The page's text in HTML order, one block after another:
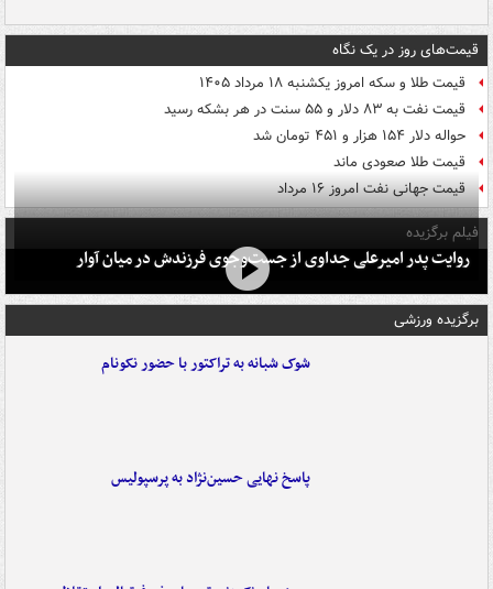
قیمت‌های روز در یک نگاه
قیمت طلا و سکه امروز یکشنبه ۱۸ مرداد ۱۴۰۵
قیمت نفت به ۸۳ دلار و ۵۵ سنت در هر بشکه رسید
حواله دلار ۱۵۴ هزار و ۴۵۱ تومان شد
قیمت طلا صعودی ماند
قیمت جهانی نفت امروز ۱۶ مرداد
فیلم برگزیده
روایت پدر امیرعلی جداوی از جست‌وجوی فرزندش در میان آوار
برگزیده ورزشی
شوک شبانه به تراکتور با حضور نکونام
پاسخ نهایی حسین‌نژاد به پرسپولیس